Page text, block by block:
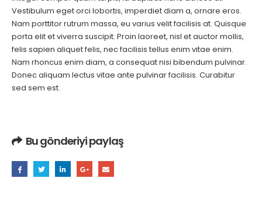
Vestibulum eget orci lobortis, imperdiet diam a, ornare eros.
Nam porttitor rutrum massa, eu varius velit facilisis at. Quisque
porta elit et viverra suscipit. Proin laoreet, nisl et auctor mollis,
felis sapien aliquet felis, nec facilisis tellus enim vitae enim.
Nam rhoncus enim diam, a consequat nisi bibendum pulvinar.
Donec aliquam lectus vitae ante pulvinar facilisis. Curabitur
sed sem est.
Bu gönderiyi paylaş